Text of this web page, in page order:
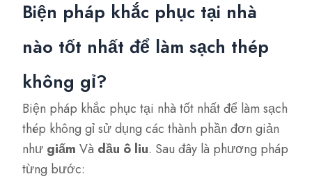
Biện pháp khắc phục tại nhà
nào tốt nhất để làm sạch thép
không gỉ?
Biện pháp khắc phục tại nhà tốt nhất để làm sạch
thép không gỉ sử dụng các thành phần đơn giản
như giấm Và dầu ô liu. Sau đây là phương pháp
từng bước: